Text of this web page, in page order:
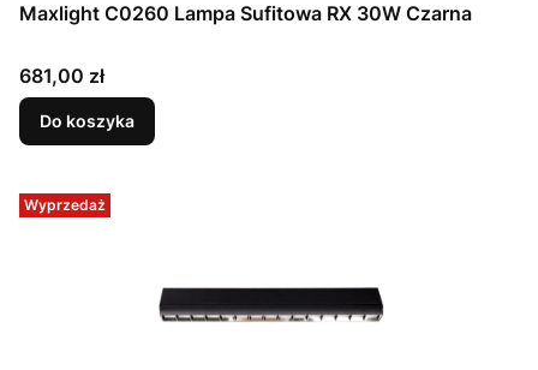
Maxlight C0260 Lampa Sufitowa RX 30W Czarna
Cena
681,00 zł
Do koszyka
Wyprzedaż